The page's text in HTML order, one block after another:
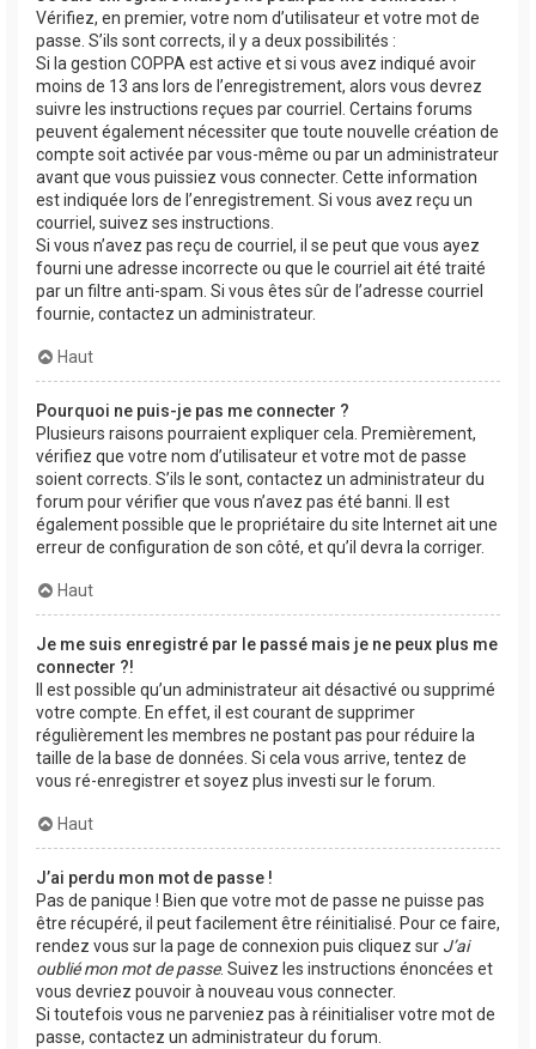
Vérifiez, en premier, votre nom d’utilisateur et votre mot de
passe. S’ils sont corrects, il y a deux possibilités :
Si la gestion COPPA est active et si vous avez indiqué avoir
moins de 13 ans lors de l’enregistrement, alors vous devrez
suivre les instructions reçues par courriel. Certains forums
peuvent également nécessiter que toute nouvelle création de
compte soit activée par vous-même ou par un administrateur
avant que vous puissiez vous connecter. Cette information
est indiquée lors de l’enregistrement. Si vous avez reçu un
courriel, suivez ses instructions.
Si vous n’avez pas reçu de courriel, il se peut que vous ayez
fourni une adresse incorrecte ou que le courriel ait été traité
par un filtre anti-spam. Si vous êtes sûr de l’adresse courriel
fournie, contactez un administrateur.
Haut
Pourquoi ne puis-je pas me connecter ?
Plusieurs raisons pourraient expliquer cela. Premièrement,
vérifiez que votre nom d’utilisateur et votre mot de passe
soient corrects. S’ils le sont, contactez un administrateur du
forum pour vérifier que vous n’avez pas été banni. Il est
également possible que le propriétaire du site Internet ait une
erreur de configuration de son côté, et qu’il devra la corriger.
Haut
Je me suis enregistré par le passé mais je ne peux plus me
connecter ?!
Il est possible qu’un administrateur ait désactivé ou supprimé
votre compte. En effet, il est courant de supprimer
régulièrement les membres ne postant pas pour réduire la
taille de la base de données. Si cela vous arrive, tentez de
vous ré-enregistrer et soyez plus investi sur le forum.
Haut
J’ai perdu mon mot de passe !
Pas de panique ! Bien que votre mot de passe ne puisse pas
être récupéré, il peut facilement être réinitialisé. Pour ce faire,
rendez vous sur la page de connexion puis cliquez sur J’ai
oublié mon mot de passe. Suivez les instructions énoncées et
vous devriez pouvoir à nouveau vous connecter.
Si toutefois vous ne parveniez pas à réinitialiser votre mot de
passe, contactez un administrateur du forum.